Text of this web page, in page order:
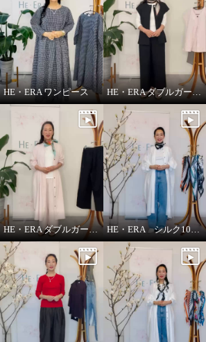
HE・ERA ワンピース HE・ERA ダブルガーゼ ジレ
HE・ERA ダブルガーゼ パンツ HE・ERA シルク100％アレンジ広がる 菱形スカーフ